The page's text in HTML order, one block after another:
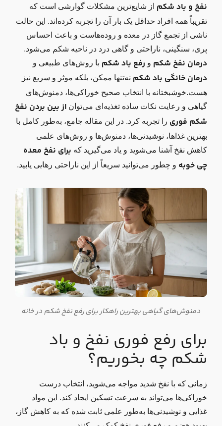
نفخ و باد شکماز شایع‌ترین مشکلات گوارشی است که
تقریباً همه افراد حداقل یک بار آن را تجربه کرده‌اند. این حالت
ناشی از تجمع گاز در معده و روده‌هاست و باعث احساس
پری، سنگینی، ناراحتی و گاهی درد در ناحیه شکم می‌شود.
درمان نفخ شکمو رفع باد شکمبا روش‌های طبیعی و
درمان خانگی باد شکمنه‌تنها ممکن، بلکه موثر و سریع نیز
هست.خوشبختانه با انتخاب صحیح خوراکی‌ها، دمنوش‌های
گیاهی و رعایت نکات ساده تغذیه‌ای می‌تواناز بین بردن نفخ
شکم فوریرا تجربه کرد. در این مقاله جامع، به‌طور کامل با
بهترین غذاها، نوشیدنی‌ها، دمنوش‌ها و روش‌های علمی
کاهش نفخ آشنا می‌شوید و یاد می‌گیرید کهبرای نفخ معده
چی خوبهو چطور می‌توانید سریعاً از این ناراحتی رهایی یابید.
دمنوش‌های گیاهی بهترین راهکار برای رفع نفخ شکم در خانه
برای رفع فوری نفخ و باد
شکم چه بخوریم؟
زمانی که با نفخ شدید مواجه می‌شوید، انتخاب درست
خوراکی‌ها می‌تواند به سرعت تسکین ایجاد کند. این مواد
غذایی و نوشیدنی‌ها به‌طور علمی ثابت شده که به کاهش گاز،